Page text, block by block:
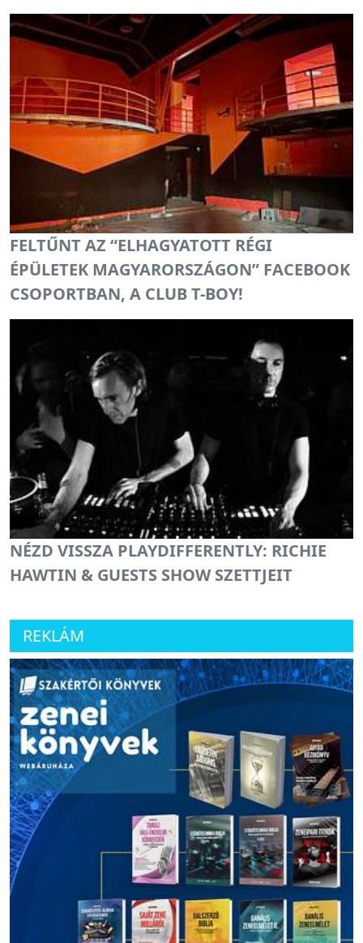
FELTŰNT AZ “ELHAGYATOTT RÉGI
ÉPÜLETEK MAGYARORSZÁGON” FACEBOOK
CSOPORTBAN, A CLUB T-BOY!
NÉZD VISSZA PLAYDIFFERENTLY: RICHIE
HAWTIN & GUESTS SHOW SZETTJEIT
REKLÁM